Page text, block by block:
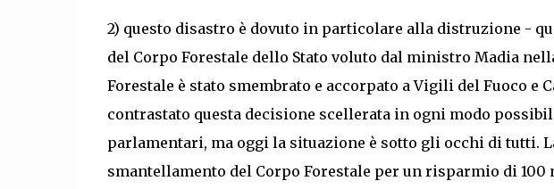
2) questo disastro è dovuto in particolare alla distruzione -
del Corpo Forestale dello Stato voluto dal ministro Madia
Forestale è stato smembrato e accorpato a Vigili del Fuoco e
contrastato questa decisione scellerata in ogni modo
parlamentari, ma oggi la situazione è sotto gli occhi di tutti.
smantellamento del Corpo Forestale per un risparmio di